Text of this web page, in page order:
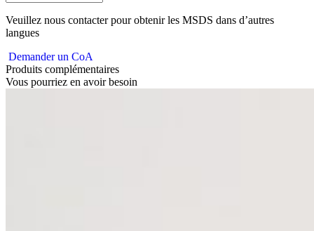
Veuillez nous contacter pour obtenir les MSDS dans d’autres
langues
Demander un CoA
Produits complémentaires
Vous pourriez en avoir besoin